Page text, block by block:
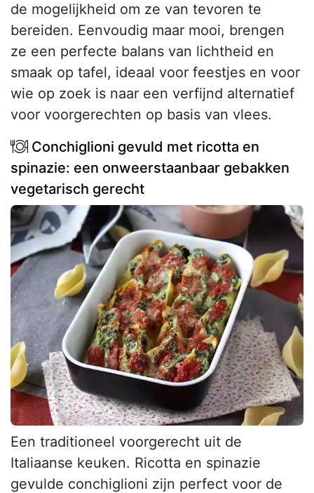
de mogelijkheid om ze van tevoren te
bereiden. Eenvoudig maar mooi, brengen
ze een perfecte balans van lichtheid en
smaak op tafel, ideaal voor feestjes en voor
wie op zoek is naar een verfijnd alternatief
voor voorgerechten op basis van vlees.
Conchiglioni gevuld met ricotta en
spinazie: een onweerstaanbaar gebakken
vegetarisch gerecht
Een traditioneel voorgerecht uit de
Italiaanse keuken. Ricotta en spinazie
gevulde conchiglioni zijn perfect voor de